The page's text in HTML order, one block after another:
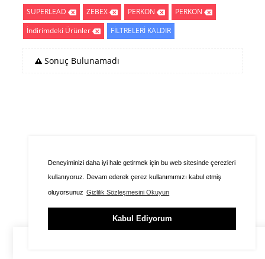
Deneyiminizi daha iyi hale getirmek için bu web sitesinde çerezleri
kullanıyoruz. Devam ederek çerez kullanımımızı kabul etmiş
oluyorsunuz Gizlilik Sözleşmesini Okuyun
Kabul Ediyorum
SUPERLEAD ZEBEX PERKON
PERKON
İndirimdeki Ürünler
FİLTRELERİ KALDIR
Sonuç Bulunamadı